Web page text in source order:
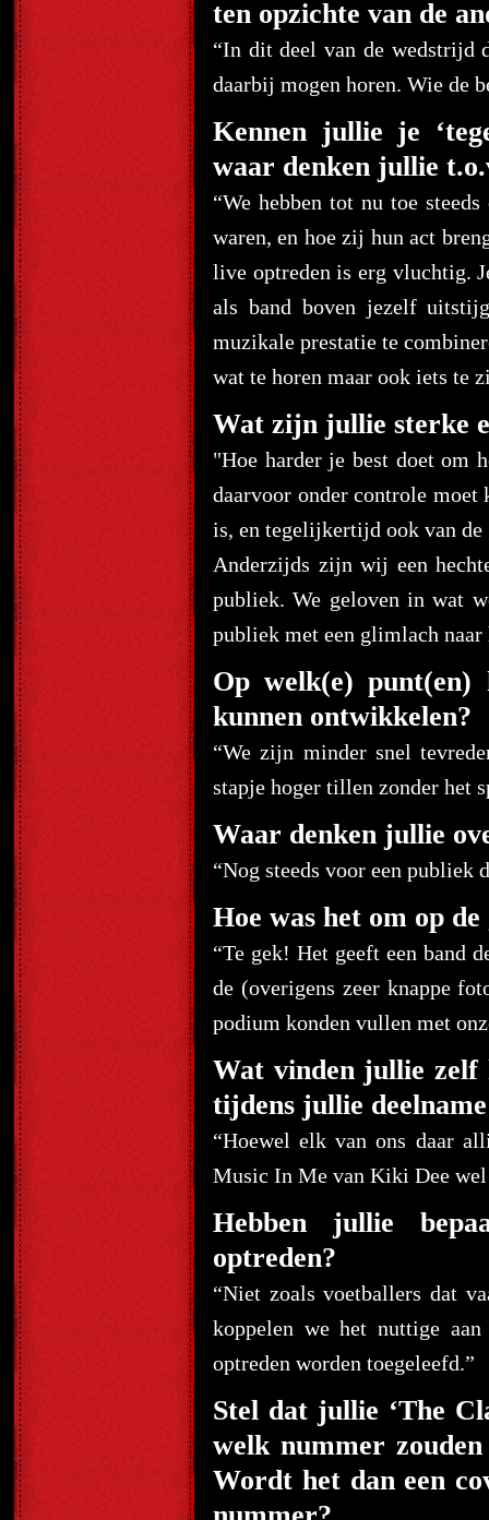
ten opzichte van de
“In dit deel van de wedstrijd
daarbij mogen horen. Wie de
Kennen jullie je
waar denken jullie
“We hebben tot nu toe
waren, en hoe zij hun act
live optreden is erg vluchtig.
als band boven jezelf
muzikale prestatie te
wat te horen maar ook iets te
Wat zijn jullie sterke
"Hoe harder je best doet om
daarvoor onder controle
is, en tegelijkertijd ook van de
Anderzijds zijn wij een
publiek. We geloven in wat
publiek met een glimlach naar
Op welk(e)
kunnen ontwikkelen?
“We zijn minder snel
stapje hoger tillen zonder het
Waar denken jullie
“Nog steeds voor een publiek
Hoe was het om op
“Te gek! Het geeft een band
de (overigens zeer knappe
podium konden vullen met
Wat vinden jullie zelf
tijdens jullie deelname
“Hoewel elk van ons daar
Music In Me van Kiki Dee
Hebben jullie
optreden?
“Niet zoals voetballers dat
koppelen we het nuttige
optreden worden toegeleefd.”
Stel dat jullie ‘The
welk nummer
Wordt het dan een